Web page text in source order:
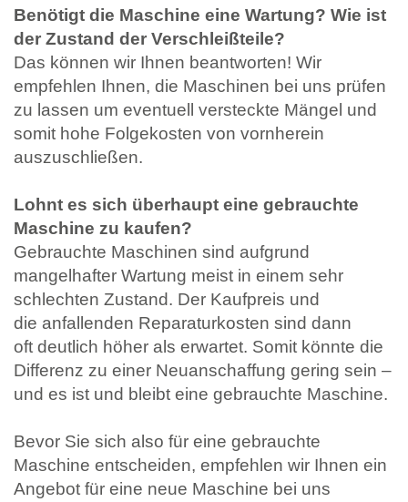
Benötigt die Maschine eine Wartung? Wie ist
der Zustand der Verschleißteile?
Das können wir Ihnen beantworten! Wir
empfehlen Ihnen, die Maschinen bei uns prüfen
zu lassen um eventuell versteckte Mängel und
somit hohe Folgekosten von vornherein
auszuschließen.
Lohnt es sich überhaupt eine gebrauchte
Maschine zu kaufen?
Gebrauchte Maschinen sind aufgrund
mangelhafter Wartung meist in einem sehr
schlechten Zustand. Der Kaufpreis und
die anfallenden Reparaturkosten sind dann
oft deutlich höher als erwartet. Somit könnte die
Differenz zu einer Neuanschaffung gering sein –
und es ist und bleibt eine gebrauchte Maschine.
Bevor Sie sich also für eine gebrauchte
Maschine entscheiden, empfehlen wir Ihnen ein
Angebot für eine neue Maschine bei uns